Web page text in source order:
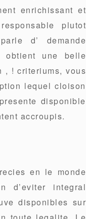
enrichissant et
plutot
d’ demande
obtient une belle
, ! criteriums, vous
lequel cloison
disponible
accroupis.
en le monde
d’eviter integral
disponibles sur